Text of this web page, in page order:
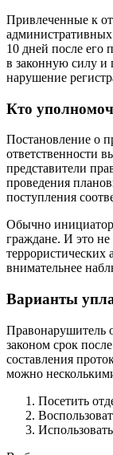
Привлеченные к
10 дней после его
в законную силу и
нарушение
Кто
Постановление о
ответственности
представители
проведения
поступления
Обычно
граждане. И это
террористических
внимательнее
Варианты
Правонарушитель
законом срок
составления
можно
Посетить